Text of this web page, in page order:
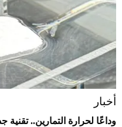
أخبار
وداعًا لحرارة التمارين.. تقنية